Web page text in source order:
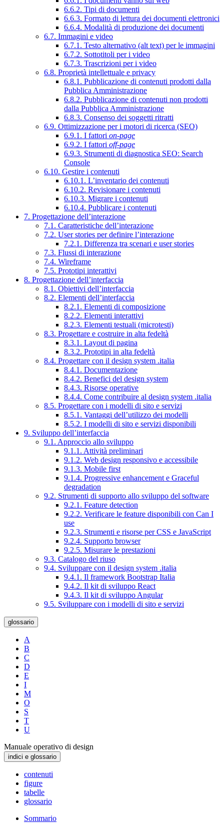
6.6.2. Tipi di documenti
6.6.3. Formato di lettura dei documenti elettronici
6.6.4. Modalità di produzione dei documenti
6.7. Immagini e video
6.7.1. Testo alternativo (alt text) per le immagini
6.7.2. Sottotitoli per i video
6.7.3. Trascrizioni per i video
6.8. Proprietà intellettuale e privacy
6.8.1. Pubblicazione di contenuti prodotti dalla
Pubblica Amministrazione
6.8.2. Pubblicazione di contenuti non prodotti
dalla Pubblica Amministrazione
6.8.3. Consenso dei soggetti ritratti
6.9. Ottimizzazione per i motori di ricerca (SEO)
6.9.1. I fattori on-page
6.9.2. I fattori off-page
6.9.3. Strumenti di diagnostica SEO: Search
Console
6.10. Gestire i contenuti
6.10.1. L’inventario dei contenuti
6.10.2. Revisionare i contenuti
6.10.3. Migrare i contenuti
6.10.4. Pubblicare i contenuti
7. Progettazione dell’interazione
7.1. Caratteristiche dell’interazione
7.2. User stories per definire l’interazione
7.2.1. Differenza tra scenari e user stories
7.3. Flussi di interazione
7.4. Wireframe
7.5. Prototipi interattivi
8. Progettazione dell’interfaccia
8.1. Obiettivi dell’interfaccia
8.2. Elementi dell’interfaccia
8.2.1. Elementi di composizione
8.2.2. Elementi interattivi
8.2.3. Elementi testuali (microtesti)
8.3. Progettare e costruire in alta fedeltà
8.3.1. Layout di pagina
8.3.2. Prototipi in alta fedeltà
8.4. Progettare con il design system .italia
8.4.1. Documentazione
8.4.2. Benefici del design system
8.4.3. Risorse operative
8.4.4. Come contribuire al design system .italia
8.5. Progettare con i modelli di sito e servizi
8.5.1. Vantaggi dell’utilizzo dei modelli
8.5.2. I modelli di sito e servizi disponibili
9. Sviluppo dell’interfaccia
9.1. Approccio allo sviluppo
9.1.1. Attività preliminari
9.1.2. Web design responsivo e accessibile
9.1.3. Mobile first
9.1.4. Progressive enhancement e Graceful
degradation
9.2. Strumenti di supporto allo sviluppo del software
9.2.1. Feature detection
9.2.2. Verificare le feature disponibili con Can I
use
9.2.3. Strumenti e risorse per CSS e JavaScript
9.2.4. Supporto browser
9.2.5. Misurare le prestazioni
9.3. Catalogo del riuso
9.4. Sviluppare con il design system .italia
9.4.1. Il framework Bootstrap Italia
9.4.2. Il kit di sviluppo React
9.4.3. Il kit di sviluppo Angular
9.5. Sviluppare con i modelli di sito e servizi
glossario
A
B
C
D
E
I
M
O
S
T
U
Manuale operativo di design
indici e glossario
contenuti
figure
tabelle
glossario
Sommario